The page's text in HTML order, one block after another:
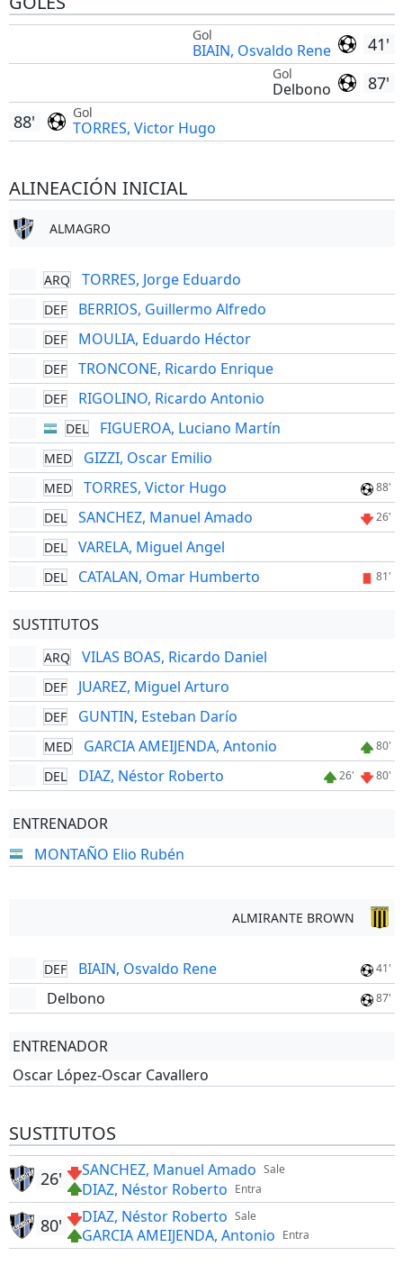
41'
Gol
BIAIN, Osvaldo Rene
87'
Gol
Delbono
Gol
TORRES, Victor Hugo
88'
ALINEACIÓN INICIAL
ALMAGRO
ARQ TORRES, Jorge Eduardo
DEF BERRIOS, Guillermo Alfredo
DEF MOULIA, Eduardo Héctor
DEF TRONCONE, Ricardo Enrique
DEF RIGOLINO, Ricardo Antonio
DEL FIGUEROA, Luciano Martín
MED GIZZI, Oscar Emilio
MED TORRES, Victor Hugo 88'
DEL SANCHEZ, Manuel Amado 26'
DEL VARELA, Miguel Angel
DEL CATALAN, Omar Humberto 81'
SUSTITUTOS
ARQ VILAS BOAS, Ricardo Daniel
DEF JUAREZ, Miguel Arturo
DEF GUNTIN, Esteban Darío
MED GARCIA AMEIJENDA, Antonio 80'
DEL DIAZ, Néstor Roberto 26' 80'
ENTRENADOR
MONTAÑO Elio Rubén
ALMIRANTE BROWN
DEF BIAIN, Osvaldo Rene 41'
Delbono 87'
ENTRENADOR
Oscar López-Oscar Cavallero
SUSTITUTOS
Sale
SANCHEZ, Manuel Amado
Entra
DIAZ, Néstor Roberto
26'
Sale
DIAZ, Néstor Roberto
Entra
GARCIA AMEIJENDA, Antonio
80'